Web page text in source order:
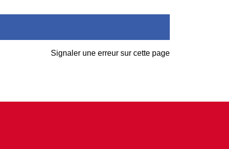
Signaler une erreur sur cette page